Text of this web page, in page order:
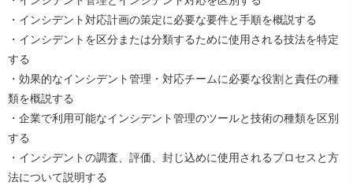
・インシデント対応計画の策定に必要な要件と手順を概説する
・インシデントを区分または分類するために使用される技法を特定
する
・効果的なインシデント管理・対応チームに必要な役割と責任の種
類を概説する
・企業で利用可能なインシデント管理のツールと技術の種類を区別
する
・インシデントの調査、評価、封じ込めに使用されるプロセスと方
法について説明する